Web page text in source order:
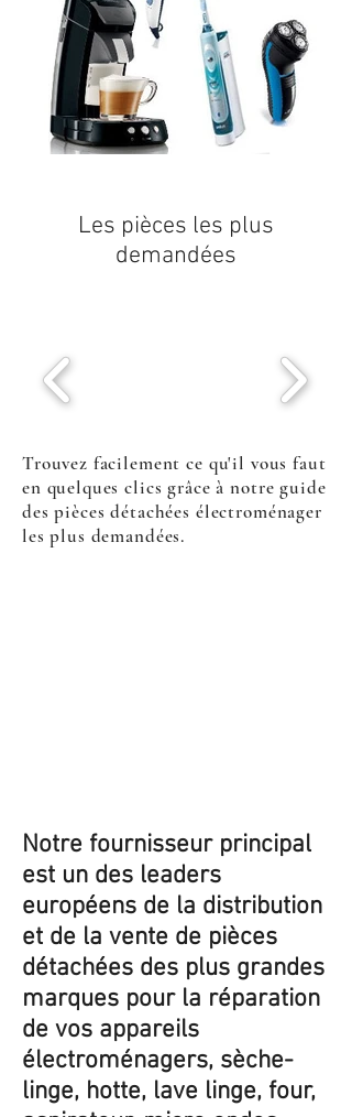
Les pièces les plus
demandées
Trouvez facilement ce qu'il vous faut
en quelques clics grâce à notre guide
des pièces détachées électroménager
les plus demandées.
Notre fournisseur principal
est un des leaders
européens de la distribution
et de la vente de pièces
détachées des plus grandes
marques pour la réparation
de vos appareils
électroménagers, sèche-
linge, hotte, lave linge, four,